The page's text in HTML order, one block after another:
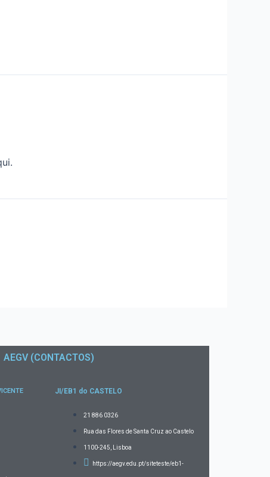
AEGV (CONTACTOS)
JI/EB1 do CASTELO
21 886 0326
Rua das Flores de Santa Cruz ao Castelo
1100-245, Lisboa
https://aegv.edu.pt/siteteste/eb1-